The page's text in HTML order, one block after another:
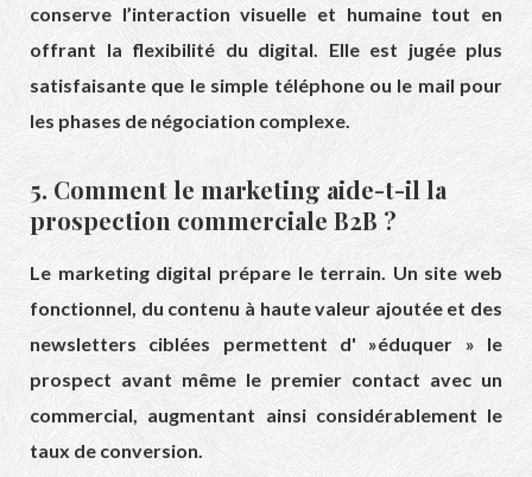
conserve l’interaction visuelle et humaine tout en
offrant la flexibilité du digital. Elle est jugée plus
satisfaisante que le simple téléphone ou le mail pour
les phases de négociation complexe.
5. Comment le marketing aide-t-il la
prospection commerciale B2B ?
Le marketing digital prépare le terrain. Un site web
fonctionnel, du contenu à haute valeur ajoutée et des
newsletters ciblées permettent d' »éduquer » le
prospect avant même le premier contact avec un
commercial, augmentant ainsi considérablement le
taux de conversion.